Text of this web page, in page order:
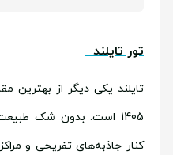
تور تایلند
تایلند یکی دیگر از بهترین
1405 است. بدون شک
کنار جاذبه‌های تفریحی و